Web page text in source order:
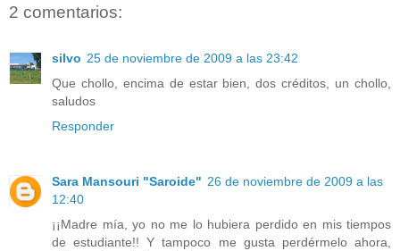
2 comentarios:
silvo 25 de noviembre de 2009 a las 23:42
Que chollo, encima de estar bien, dos créditos, un chollo,
saludos
Responder
Sara Mansouri "Saroide" 26 de noviembre de 2009 a las
12:40
¡¡Madre mía, yo no me lo hubiera perdido en mis tiempos
de estudiante!! Y tampoco me gusta perdérmelo ahora,